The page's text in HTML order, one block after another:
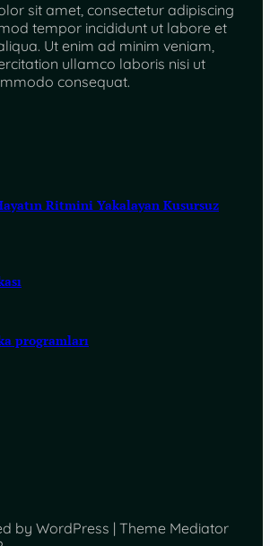
sit amet, consectetur adipiscing
tempor incididunt ut labore et
Ut enim ad minim veniam,
ullamco laboris nisi ut
consequat.
Ritmini Yakalayan Kusursuz
programları
by WordPress | Theme Mediator